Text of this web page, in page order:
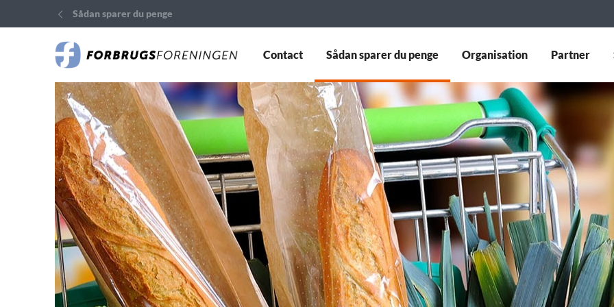
Sådan sparer du penge
Contact Sådan sparer du penge Organisation Partner